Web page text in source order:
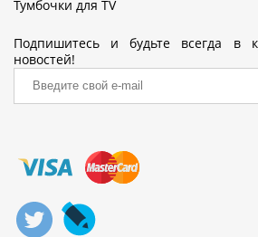
Тумбочки для TV
Подпишитесь и будьте всегда в
новостей!